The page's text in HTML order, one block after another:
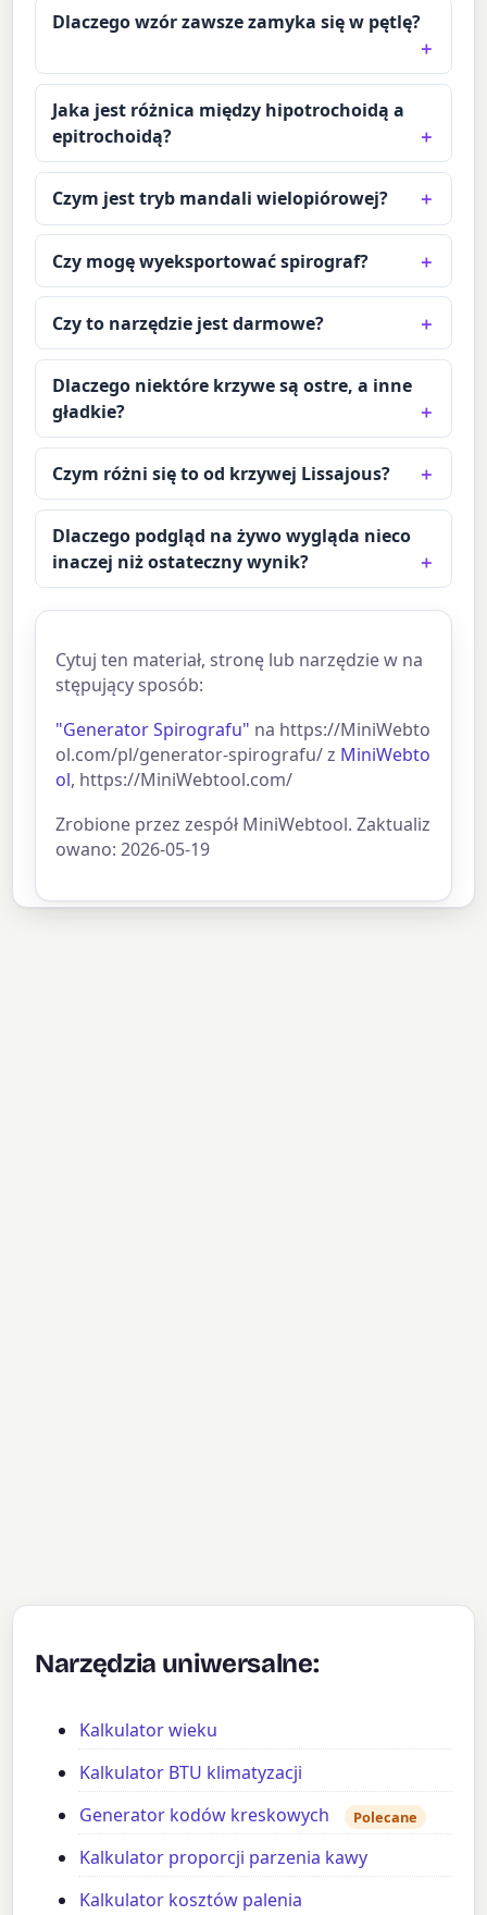
Dlaczego wzór zawsze zamyka się w pętlę?
Jaka jest różnica między hipotrochoidą a
epitrochoidą?
Czym jest tryb mandali wielopiórowej?
Czy mogę wyeksportować spirograf?
Czy to narzędzie jest darmowe?
Dlaczego niektóre krzywe są ostre, a inne
gładkie?
Czym różni się to od krzywej Lissajous?
Dlaczego podgląd na żywo wygląda nieco
inaczej niż ostateczny wynik?
Cytuj ten materiał, stronę lub narzędzie w na
stępujący sposób:
"Generator Spirografu" na https://MiniWebto
ol.com/pl/generator-spirografu/ z MiniWebto
ol, https://MiniWebtool.com/
Zrobione przez zespół MiniWebtool. Zaktualiz
owano: 2026-05-19
Narzędzia uniwersalne:
Kalkulator wieku
Kalkulator BTU klimatyzacji
Generator kodów kreskowych
Polecane
Kalkulator proporcji parzenia kawy
Kalkulator kosztów palenia